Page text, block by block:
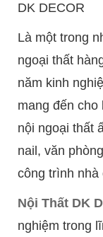
DK DECOR
Là một trong
ngoại thất
năm kinh
mang đến cho
nội ngoại thất
nail, văn
công trình
Nội Thất DK
nghiệm trong